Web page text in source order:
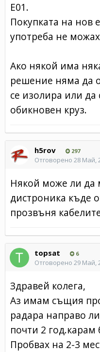
E01.
Покупката на нов
употреба не
Ако някой има
решение няма да
се изолира или да
обикновен круз.
h5rov 297
Отговорено 28 Май,
Някой може ли да
дистроника къде
прозвъня
topsat 6
Отговорено 29 Май,
Здравей колега,
Аз имам същия
радара направо
почти 2 год.карам
Пробвах на 2-3